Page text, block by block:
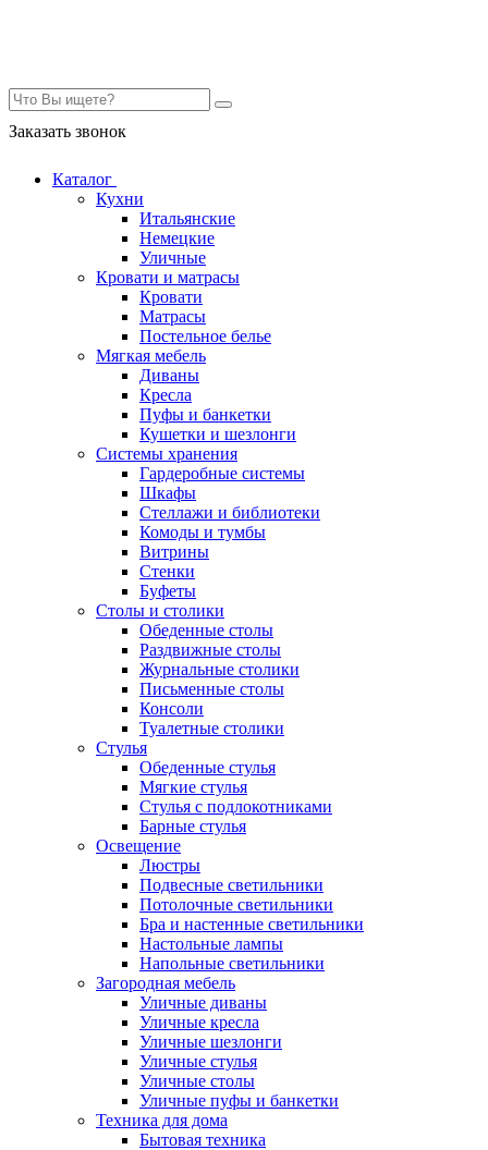
Заказать звонок
Каталог
Кухни
Итальянские
Немецкие
Уличные
Кровати и матрасы
Кровати
Матрасы
Постельное белье
Мягкая мебель
Диваны
Кресла
Пуфы и банкетки
Кушетки и шезлонги
Системы хранения
Гардеробные системы
Шкафы
Стеллажи и библиотеки
Комоды и тумбы
Витрины
Стенки
Буфеты
Столы и столики
Обеденные столы
Раздвижные столы
Журнальные столики
Письменные столы
Консоли
Туалетные столики
Стулья
Обеденные стулья
Мягкие стулья
Стулья с подлокотниками
Барные стулья
Освещение
Люстры
Подвесные светильники
Потолочные светильники
Бра и настенные светильники
Настольные лампы
Напольные светильники
Загородная мебель
Уличные диваны
Уличные кресла
Уличные шезлонги
Уличные стулья
Уличные столы
Уличные пуфы и банкетки
Техника для дома
Бытовая техника